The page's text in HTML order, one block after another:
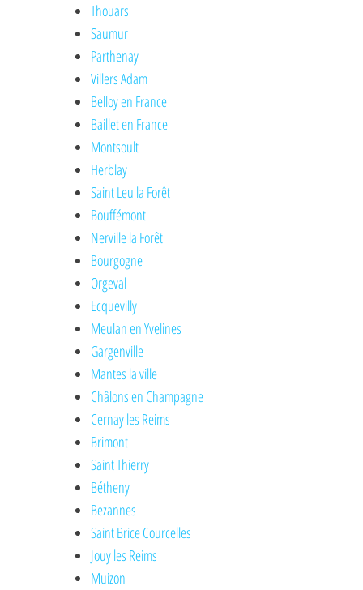
Thouars
Saumur
Parthenay
Villers Adam
Belloy en France
Baillet en France
Montsoult
Herblay
Saint Leu la Forêt
Bouffémont
Nerville la Forêt
Bourgogne
Orgeval
Ecquevilly
Meulan en Yvelines
Gargenville
Mantes la ville
Châlons en Champagne
Cernay les Reims
Brimont
Saint Thierry
Bétheny
Bezannes
Saint Brice Courcelles
Jouy les Reims
Muizon